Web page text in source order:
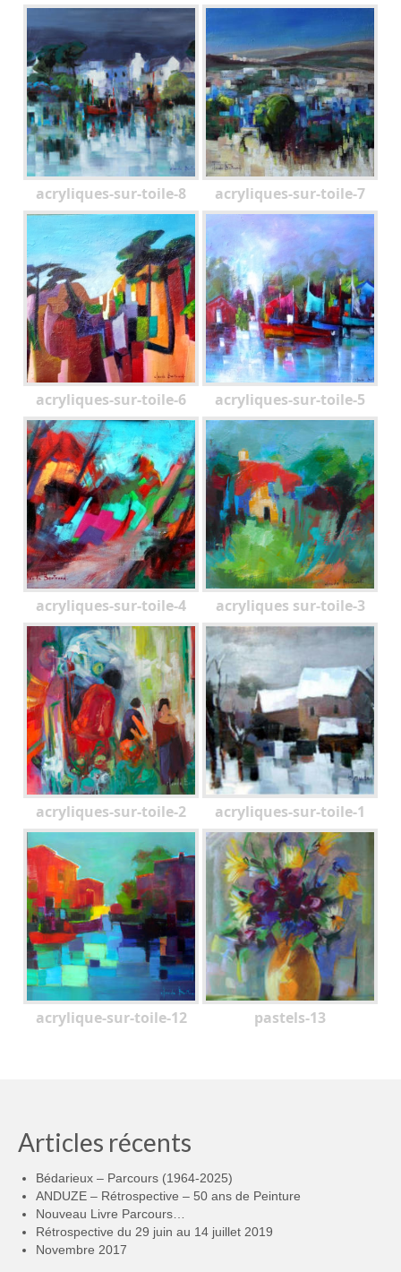
acryliques-sur-toile-8 acryliques-sur-toile-7
acryliques-sur-toile-6 acryliques-sur-toile-5
acryliques-sur-toile-4 acryliques sur-toile-3
acryliques-sur-toile-2 acryliques-sur-toile-1
acrylique-sur-toile-12 pastels-13
Articles récents
Bédarieux – Parcours (1964-2025)
ANDUZE – Rétrospective – 50 ans de Peinture
Nouveau Livre Parcours…
Rétrospective du 29 juin au 14 juillet 2019
Novembre 2017